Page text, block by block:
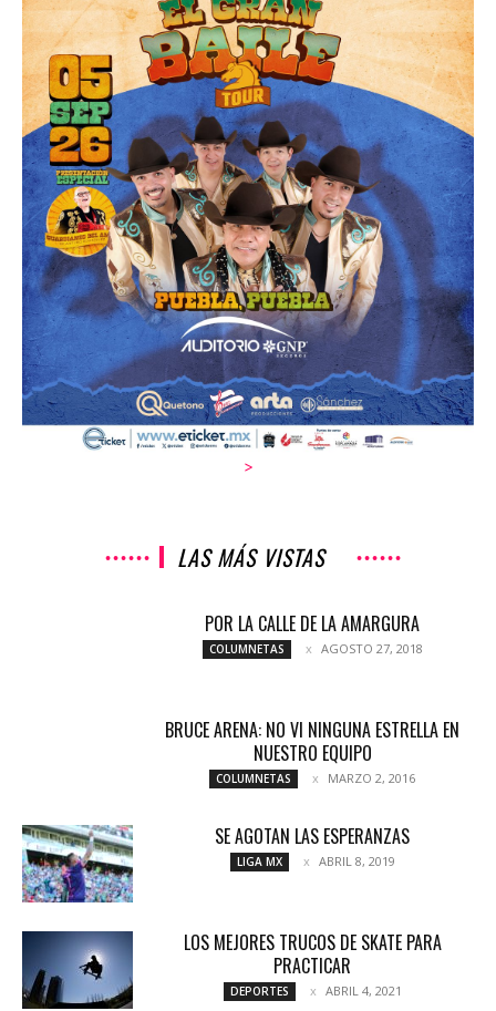
>
LAS MÁS VISTAS
POR LA CALLE DE LA AMARGURA
COLUMNETAS AGOSTO 27, 2018
BRUCE ARENA: NO VI NINGUNA ESTRELLA EN
NUESTRO EQUIPO
COLUMNETAS MARZO 2, 2016
SE AGOTAN LAS ESPERANZAS
LIGA MX ABRIL 8, 2019
LOS MEJORES TRUCOS DE SKATE PARA
PRACTICAR
DEPORTES ABRIL 4, 2021